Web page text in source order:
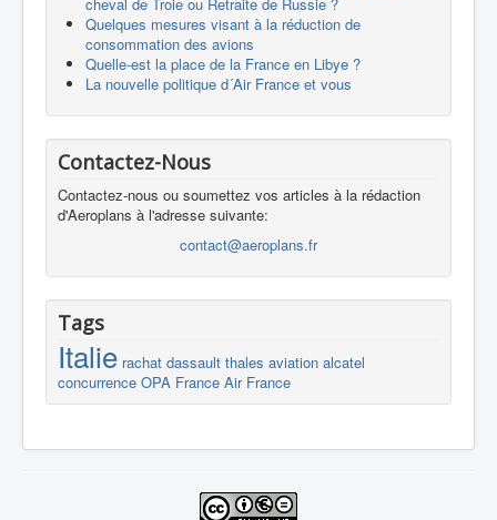
Quelques mesures visant à la réduction de
consommation des avions
Quelle-est la place de la France en Libye ?
La nouvelle politique d´Air France et vous
Contactez-Nous
Contactez-nous ou soumettez vos articles à la rédaction
d'Aeroplans à l'adresse suivante:
contact@aeroplans.fr
Tags
Italie rachat dassault thales aviation alcatel
concurrence OPA France Air France